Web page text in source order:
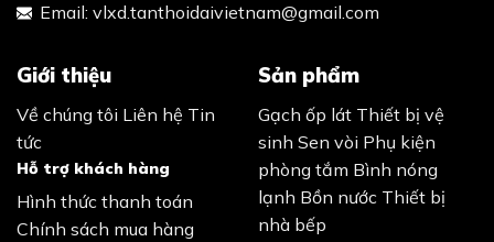
Email: vlxd.tanthoidaivietnam@gmail.com
Giới thiệu
Về chúng tôi Liên hệ Tin
tức
Hỗ trợ khách hàng
Hình thức thanh toán
Chính sách mua hàng
Sản phẩm
Gạch ốp lát Thiết bị vệ
sinh Sen vòi Phụ kiện
phòng tắm Bình nóng
lạnh Bồn nước Thiết bị
nhà bếp